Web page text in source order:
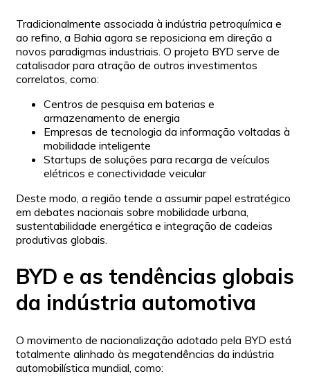
Tradicionalmente associada à indústria petroquímica e
ao refino, a Bahia agora se reposiciona em direção a
novos paradigmas industriais. O projeto BYD serve de
catalisador para atração de outros investimentos
correlatos, como:
Centros de pesquisa em baterias e
armazenamento de energia
Empresas de tecnologia da informação voltadas à
mobilidade inteligente
Startups de soluções para recarga de veículos
elétricos e conectividade veicular
Deste modo, a região tende a assumir papel estratégico
em debates nacionais sobre mobilidade urbana,
sustentabilidade energética e integração de cadeias
produtivas globais.
BYD e as tendências globais
da indústria automotiva
O movimento de nacionalização adotado pela BYD está
totalmente alinhado às megatendências da indústria
automobilística mundial, como: